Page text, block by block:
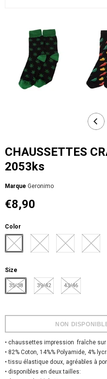
CHAUSSETTES CRAZY MODÈLE
2053ks
Мarque Geronimo
€8,90
Color
Size
35/38 39/42 43/46
• chaussettes impression fraîche
• 82% Coton, 14%% Polyamide, 4%
• tissu élastique doux, agréables à
• disponibles en deux tailles: